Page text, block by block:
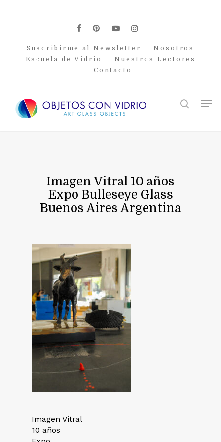
facebook
pinterest
youtubeinstagram
Suscribirme al Newsletter
Nosotros
Escuela de Vidrio
Nuestros Lectores
Contacto
search
Imagen Vitral 10 años
Expo Bulleseye Glass
Buenos Aires Argentina
Imagen Vitral
10 años